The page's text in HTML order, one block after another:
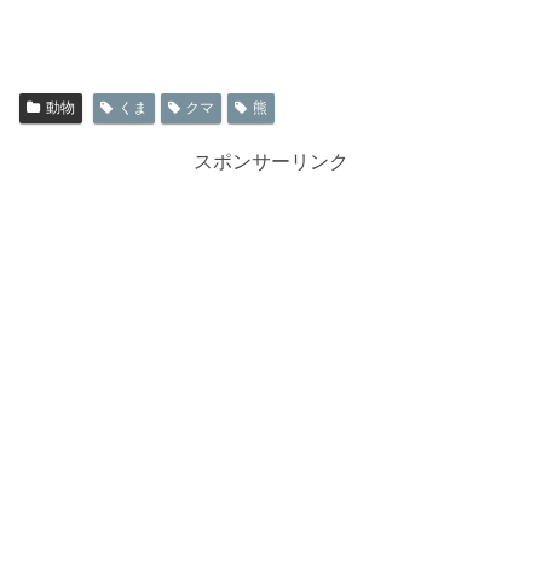
動物 くま クマ 熊
スポンサーリンク